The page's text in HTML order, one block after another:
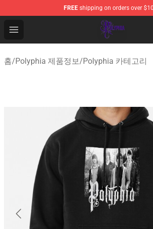
FREE shipping on orders over
Open menu
Polyphia Shop - Official Polyphia
홈/Polyphia 제품정보/Polyphia 카테고리